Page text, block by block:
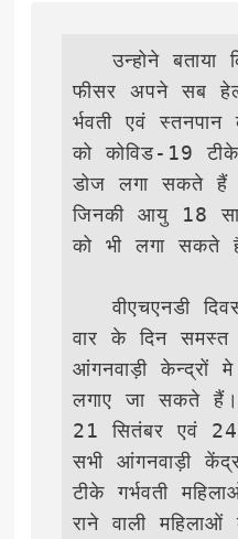
   उन्होने बताया कि कम्युनिटी हेल्थ ऑ
फीसर अपने सब
र्भवती एवं स्तनपान
को कोविड-19
डोज लगा सकते हैं
जिनकी आयु 18
को भी लगा सकते
   वीएचएनडी दिवस मंगलवार एवं शुक्र
वार के दिन समस्त
आंगनवाड़ी केन्द्रों
लगाए जा सकते हैं।
21 सितंबर एवं
सभी आंगनवाड़ी
टीके गर्भवती
राने वाली